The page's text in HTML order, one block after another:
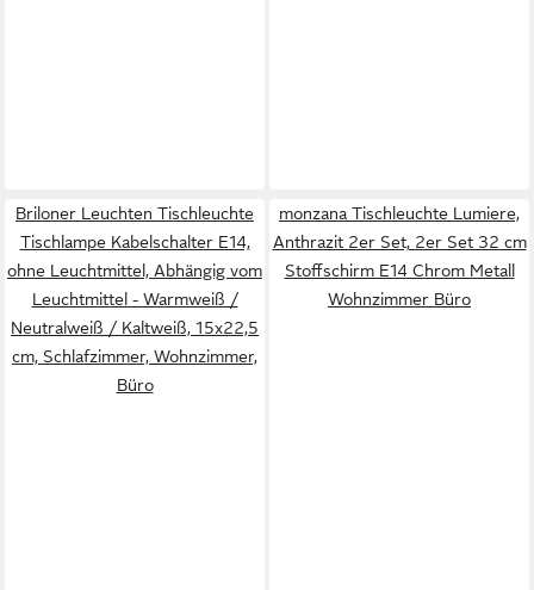
Briloner Leuchten Tischleuchte
Tischlampe Kabelschalter E14,
ohne Leuchtmittel, Abhängig vom
Leuchtmittel - Warmweiß /
Neutralweiß / Kaltweiß, 15x22,5
cm, Schlafzimmer, Wohnzimmer,
Büro
monzana Tischleuchte Lumiere,
Anthrazit 2er Set, 2er Set 32 cm
Stoffschirm E14 Chrom Metall
Wohnzimmer Büro